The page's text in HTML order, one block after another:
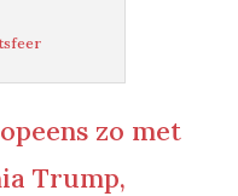
zo met
Trump,